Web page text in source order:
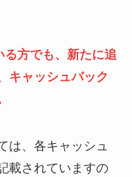
方でも、新たに追
キャッシュバック
は、各キャッシュ
載されていますの